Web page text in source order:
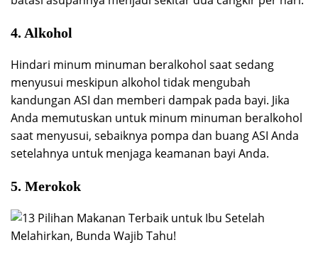
4. Alkohol
Hindari minum minuman beralkohol saat sedang
menyusui meskipun alkohol tidak mengubah
kandungan ASI dan memberi dampak pada bayi. Jika
Anda memutuskan untuk minum minuman beralkohol
saat menyusui, sebaiknya pompa dan buang ASI Anda
setelahnya untuk menjaga keamanan bayi Anda.
5. Merokok